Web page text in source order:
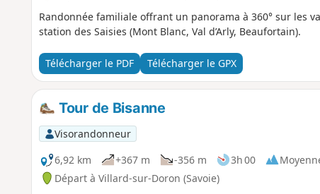
Randonnée familiale offrant un panorama à 360° sur les
station des Saisies (Mont Blanc, Val d’Arly, Beaufortain).
Télécharger le PDF Télécharger le GPX
Tour de Bisanne
Visorandonneur
6,92 km
+367 m -356 m 3h 00
Départ à Villard-sur-Doron (Savoie)